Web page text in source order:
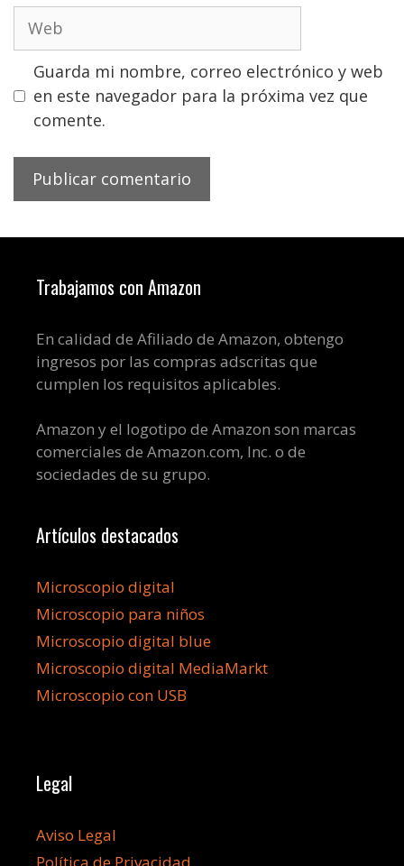
Guarda mi nombre, correo electrónico y web
en este navegador para la próxima vez que
comente.
Trabajamos con Amazon
En calidad de Afiliado de Amazon, obtengo
ingresos por las compras adscritas que
cumplen los requisitos aplicables.
Amazon y el logotipo de Amazon son marcas
comerciales de Amazon.com, Inc. o de
sociedades de su grupo.
Artículos destacados
Microscopio digital
Microscopio para niños
Microscopio digital blue
Microscopio digital MediaMarkt
Microscopio con USB
Legal
Aviso Legal